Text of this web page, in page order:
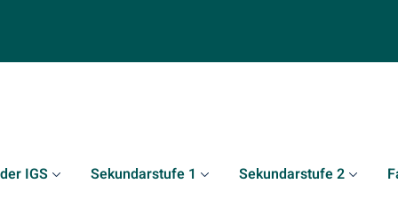
IGS Sekundarstufe 1 Sekundarstufe 2